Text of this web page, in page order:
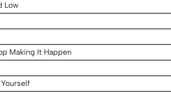
Low
Making It Happen